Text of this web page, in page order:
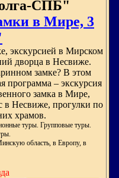
СПБ"
в Мире, 3
экскурсией в Мирском
дворца в Несвиже.
замке? В этом
программа – экскурсия
замка в Мире,
в Несвиже, прогулки по
храмов.
туры. Групповые туры.
область, в Европу, в